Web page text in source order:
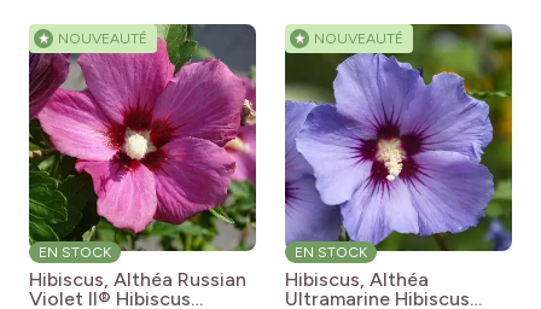
★ NOUVEAUTÉ
EN STOCK
Hibiscus, Althéa Russian
Violet II® Hibiscus
★ NOUVEAUTÉ
EN STOCK
Hibiscus, Althéa
Ultramarine Hibiscus